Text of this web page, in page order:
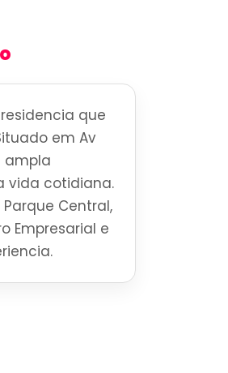
que
em Av
ampla
vida cotidiana.
Central,
Empresarial e